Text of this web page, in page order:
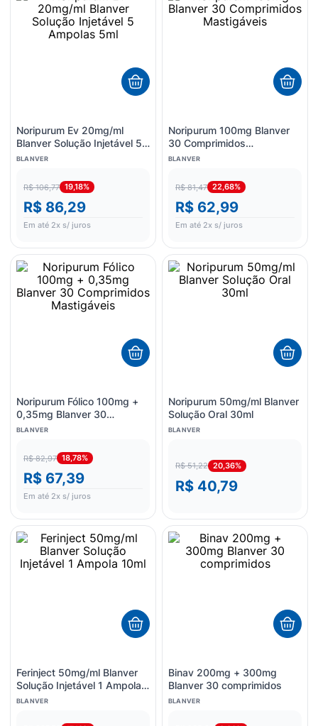
Noripurum Ev 20mg/ml
Blanver Solução Injetável 5
Ampolas 5ml
BLANVER
R$ 106,77 19,18%
R$ 86,29
Em até 2x s/ juros
Noripurum 100mg Blanver
30 Comprimidos
Mastigáveis
BLANVER
R$ 81,47 22,68%
R$ 62,99
Em até 2x s/ juros
Noripurum Fólico 100mg +
0,35mg Blanver 30
Comprimidos Mastigáveis
BLANVER
R$ 82,97 18,78%
R$ 67,39
Em até 2x s/ juros
Noripurum 50mg/ml Blanver
Solução Oral 30ml
BLANVER
R$ 51,22 20,36%
R$ 40,79
Ferinject 50mg/ml Blanver
Solução Injetável 1 Ampola
10ml
BLANVER
Binav 200mg + 300mg
Blanver 30 comprimidos
BLANVER
8º
fralda
9º
admuc